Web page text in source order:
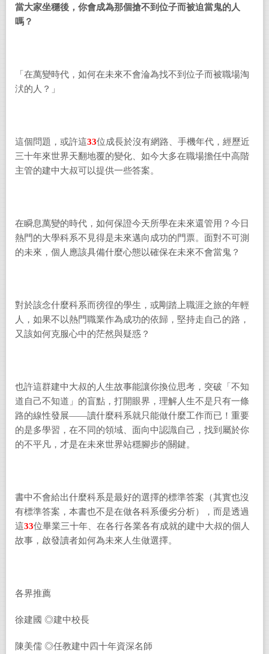
當大家坐穩後，你會成為那個搶不到位子而被迫當鬼的人
嗎？
「在萬變時代， 如何在未來不會淪為找不到位子而被職場淘
汱的人？ 」
這個問題，或許這33位成長於沒有網路、手機年代 ， 經歷近
三十年來世界天翻地覆的變化
如今大多在職場擔任中高階
主管的建中大叔可以提供一些答案。
在瞬息萬變的時代，如何保證今天所學在未來還管用？今日
熱門的大學科系不見得是未來邁向成功的門票。面對不可測
的未來，個人應該具備什麼心態以確保在未來不會當鬼 ？
對於該念什麼科系而徬徨的學生，或剛踏上職涯之旅的年輕
人，如果不以熱門職業作為成功的依歸，堅持走自己的路，
又該如何克服心中的茫然與疑惑？
也許這群建中大叔的人生故事能讓你換位思考，突破 「不知
道自己不知道」 的盲點，打開 眼界，理解人生不是只有一條
路的線性發展――讀什麼科系就只能做什麼工作而已！重要
的是多學習， 在不同的領域、 面向中認識自己，找到屬於你
的不平凡，才是在未來世界站穩腳步的關鍵。
書中不會給出什麼科系是最好的選擇的標準答案（其實也沒
有標準答案，本書也不是在做各科系優劣分析），而是透過
這33位畢業三十年、在各行各業各有成就的建中大叔的個人
故事，啟發讀者如何為未來人生做選擇。
各界推薦
徐建國 ◎建中校長
陳美儒 ◎任教建中四十年資深名師